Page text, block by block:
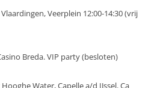
Veerplein 12:00-14:30 (vrij
Breda. VIP party (besloten)
Water, Capelle a/d IJssel. Ca